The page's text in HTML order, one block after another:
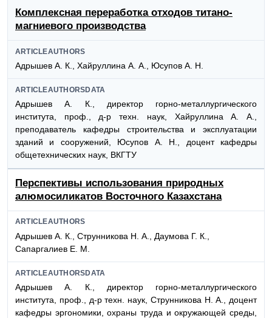
Комплексная переработка отходов титано-
магниевого производства
ARTICLEAUTHORS
Адрышев А. К., Хайруллина А. А., Юсупов А. Н.
ARTICLEAUTHORSDATA
Адрышев А. К., директор горно-металлургического
института, проф., д-р техн. наук, Хайруллина А. А.,
преподаватель кафедры строительства и эксплуатации
зданий и сооружений, Юсупов А. Н., доцент кафедры
общетехнических наук, ВКГТУ
Перспективы использования природных
алюмосиликатов Восточного Казахстана
ARTICLEAUTHORS
Адрышев А. К., Струнникова Н. А., Даумова Г. К.,
Сапаргалиев Е. М.
ARTICLEAUTHORSDATA
Адрышев А. К., директор горно-металлургического
института, проф., д-р техн. наук, Струнникова Н. А., доцент
кафедры эргономики, охраны труда и окружающей среды,